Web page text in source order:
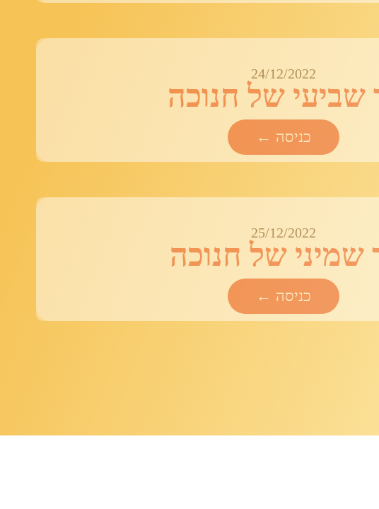
24/12/2022
שביעי של חנוכה
כניסה ←
25/12/2022
שמיני של חנוכה
כניסה ←